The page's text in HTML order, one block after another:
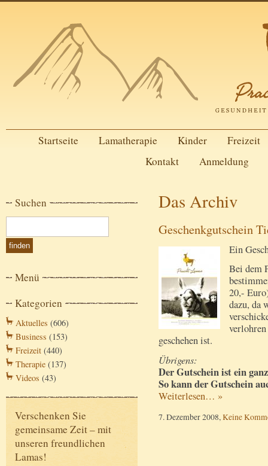
Startseite Lamatherapie Kinder
Freizeit
Kontakt
Anmeldung
Suchen
Menü
Kategorien
Aktuelles (606)
Business (153)
Freizeit (440)
Therapie (137)
Videos (43)
Verschenken Sie
gemeinsame Zeit – mit
unseren freundlichen
Lamas!
Das Archiv
Geschenkgutschein
Ein
Bei dem
20,-
dazu, da
geschehen ist.
Übrigens:
Der Gutschein ist ein
So kann der Gutschein
Weiterlesen… »
7. Dezember 2008,Keine